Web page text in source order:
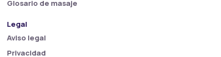
Glosario de masaje
Legal
Aviso legal
Privacidad